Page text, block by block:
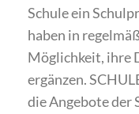
Schule ein
haben in
Möglichkeit, ihre
ergänzen.
die Angebote der